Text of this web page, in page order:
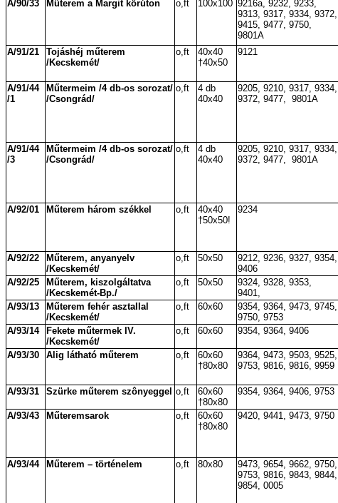
A/90/33 Műterem a Margit körúton o,ft 100x100 9216a, 9232, 9233,
9313, 9317, 9334, 9372,
9415, 9477, 9750,
9801A
A/91/21
Tojáshéj műterem
/Kecskemét/
o,ft
40x40
†40x50
9121
A/91/44
/1
Műtermeim /4 db-os sorozat/
/Csongrád/
o,ft
4 db
40x40
9205, 9210, 9317, 9334,
9372, 9477, 9801A
A/91/44
/3
Műtermeim /4 db-os sorozat/
/Csongrád/
o,ft
4 db
40x40
9205, 9210, 9317, 9334,
9372, 9477, 9801A
A/92/01 Műterem három székkel o,ft
40x40
†50x50!
9234
A/92/22
Műterem, anyanyelv
/Kecskemét/
o,ft 50x50
9212, 9236, 9327, 9354,
9406
A/92/25
Műterem, kiszolgáltatva
/Kecskemét-Bp./
o,ft 50x50
9324, 9328, 9353,
9401,
A/93/13
Műterem fehér asztallal
/Kecskemét/
o,ft 60x60
9354, 9364, 9473, 9745,
9750, 9753
A/93/14
Fekete műtermek IV.
/Kecskemét/
o,ft 60x60 9354, 9364, 9406
A/93/30 Alig látható műterem o,ft
60x60
†80x80
9364, 9473, 9503, 9525,
9753, 9816, 9816, 9959
A/93/31 Szürke műterem szônyeggel o,ft
60x60
†80x80
9354, 9364, 9406, 9753
A/93/43 Műteremsarok o,ft
60x60
†80x80
9420, 9441, 9473, 9750
A/93/44 Műterem – történelem o,ft 80x80
9473, 9654, 9662, 9750,
9753, 9816, 9843, 9844,
9854, 0005